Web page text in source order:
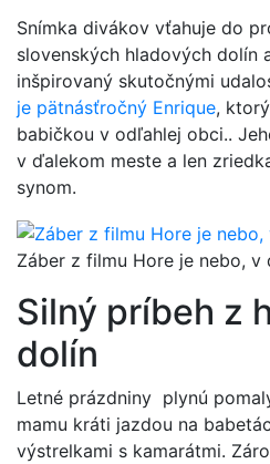
Snímka divákov vťahuje do
slovenských hladových dolín
inšpirovaný skutočnými
je pätnásťročný Enrique,
babičkou v odľahlej obci..
v ďalekom meste a len
synom.
Záber z filmu Hore je nebo, v
Silný príbeh z
dolín
Letné prázdniny plynú
mamu kráti jazdou na
výstrelkami s kamarátmi.